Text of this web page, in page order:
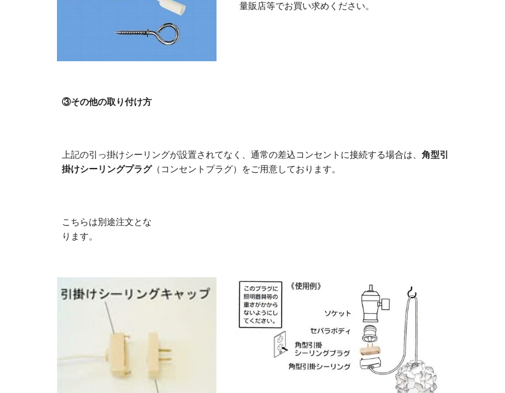
量販店等でお買い求めください。
③その他の取り付け方
上記の引っ掛けシーリングが設置されてなく、通常の差込コンセントに接続する場合は、 角型引
掛けシーリングプラグ（コンセントプラグ）をご用意しております。
こちらは別途注文とな
ります。